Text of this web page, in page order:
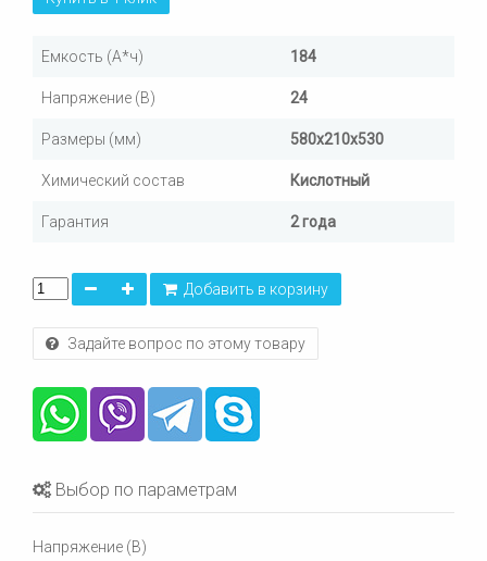
Емкость (А*ч) 184
Напряжение (В) 24
Размеры (мм) 580х210х530
Химический состав Кислотный
Гарантия 2 года
Добавить в корзину
Задайте вопрос по этому товару
Выбор по параметрам
Напряжение (В)